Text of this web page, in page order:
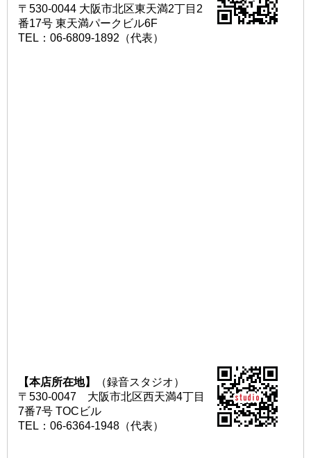
〒530-0044 大阪市北区東天満2丁目2
番17号 東天満パークビル6F
TEL：06-6809-1892（代表）
【本店所在地】
（録音スタジオ）
〒530-0047 大阪市北区西天満4丁目
7番7号 TOCビル
TEL：06-6364-1948（代表）